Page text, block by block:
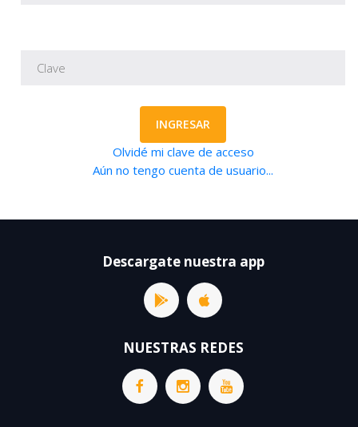
INGRESAR
Olvidé mi clave de acceso
Aún no tengo cuenta de usuario...
Descargate nuestra app
NUESTRAS REDES